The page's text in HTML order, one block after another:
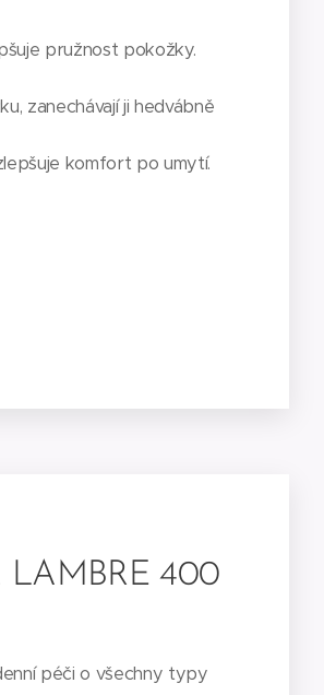
pružnost pokožky.
zanechávají ji hedvábně
komfort po umytí.
400
péči o všechny typy